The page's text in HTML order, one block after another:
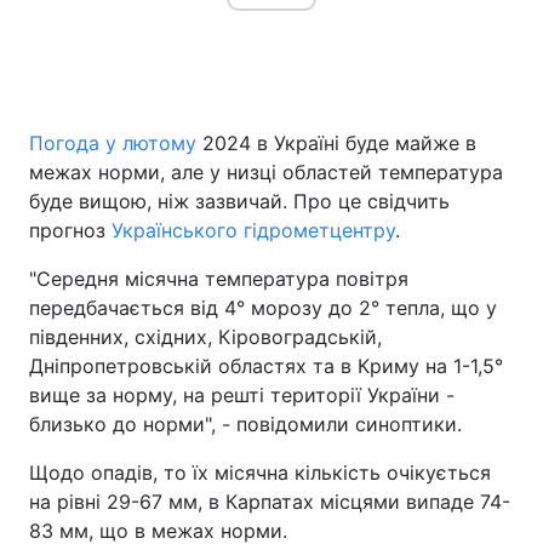
Головна Війна
Україна Політика
Економіка Світ
Спорт Наука
Техно і зв'язок Лайт
Здоров'я Туризм
Погода у лютому 2024 в Україні буде майже в
межах норми, але у низці областей температура
буде вищою, ніж зазвичай. Про це свідчить
прогноз Українського гідрометцентру.
"Середня місячна температура повітря
передбачається від 4° морозу до 2° тепла, що у
південних, східних, Кіровоградській,
Дніпропетровській областях та в Криму на 1-1,5°
вище за норму, на решті території України -
близько до норми", - повідомили синоптики.
Щодо опадів, то їх місячна кількість очікується
на рівні 29-67 мм, в Карпатах місцями випаде 74-
83 мм, що в межах норми.